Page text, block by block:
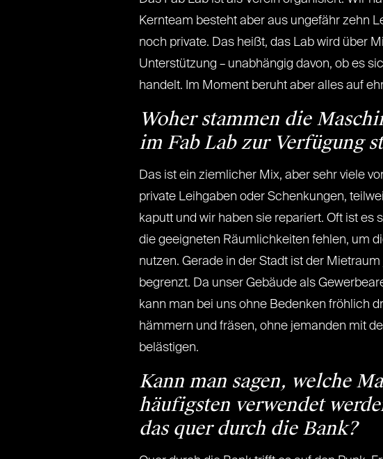
Kernteam besteht aber aus ungefähr zehn
noch private. Das heißt, das Lab wird über
Unterstützung – unabhängig davon, ob es
handelt. Im Moment beruht aber alles auf
Woher stammen die
im Fab Lab zur Verfügung
Das ist ein ziemlicher Mix, aber sehr viele
private Leihgaben oder Schenkungen,
kaputt und wir haben sie repariert. Oft ist es
die geeigneten Räumlichkeiten fehlen, um
nutzen. Gerade in der Stadt ist der
begrenzt. Da unser Gebäude als
kann man bei uns ohne Bedenken fröhlich
hämmern und fräsen, ohne jemanden mit
belästigen.
Kann man sagen, welche
häufigsten verwendet
das quer durch die Bank?